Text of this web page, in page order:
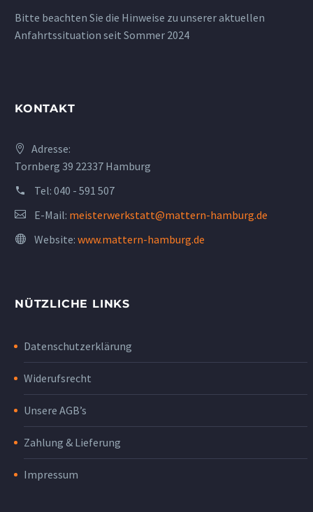
Bitte beachten Sie die Hinweise zu unserer aktuellen
Anfahrtssituation seit Sommer 2024
KONTAKT
Adresse:
Tornberg 39 22337 Hamburg
Tel: 040 - 591 507
E-Mail: meisterwerkstatt@mattern-hamburg.de
Website: www.mattern-hamburg.de
NÜTZLICHE LINKS
Datenschutzerklärung
Widerufsrecht
Unsere AGB’s
Zahlung & Lieferung
Impressum